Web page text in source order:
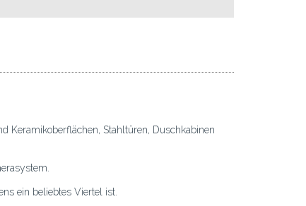
Keramikoberflächen, Stahltüren, Duschkabinen
ein beliebtes Viertel ist.